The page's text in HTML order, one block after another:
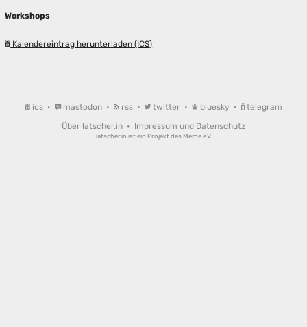
Workshops
Kalendereintrag herunterladen (ICS)
ics • mastodon • rss • twitter • bluesky •
telegram
Über latscher.in • Impressum und Datenschutz
latscher.in ist ein Projekt des Meme e.V.